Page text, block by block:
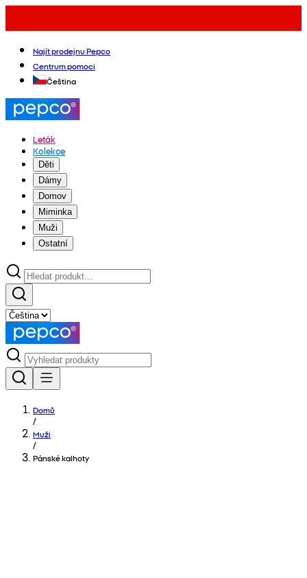
Najít prodejnu Pepco
Centrum pomoci
Čeština
Leták
Kolekce
Děti
Dámy
Domov
Miminka
Muži
Ostatní
Domů
/
Muži
/
Pánské kalhoty